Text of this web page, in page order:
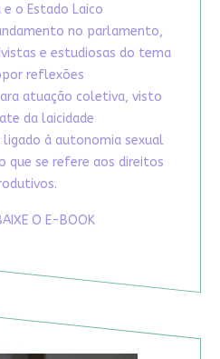
e o Estado Laico
no parlamento,
e estudiosas do tema
reflexões
atuação coletiva, visto
da laicidade
à autonomia sexual
que se refere aos direitos
O E-BOOK